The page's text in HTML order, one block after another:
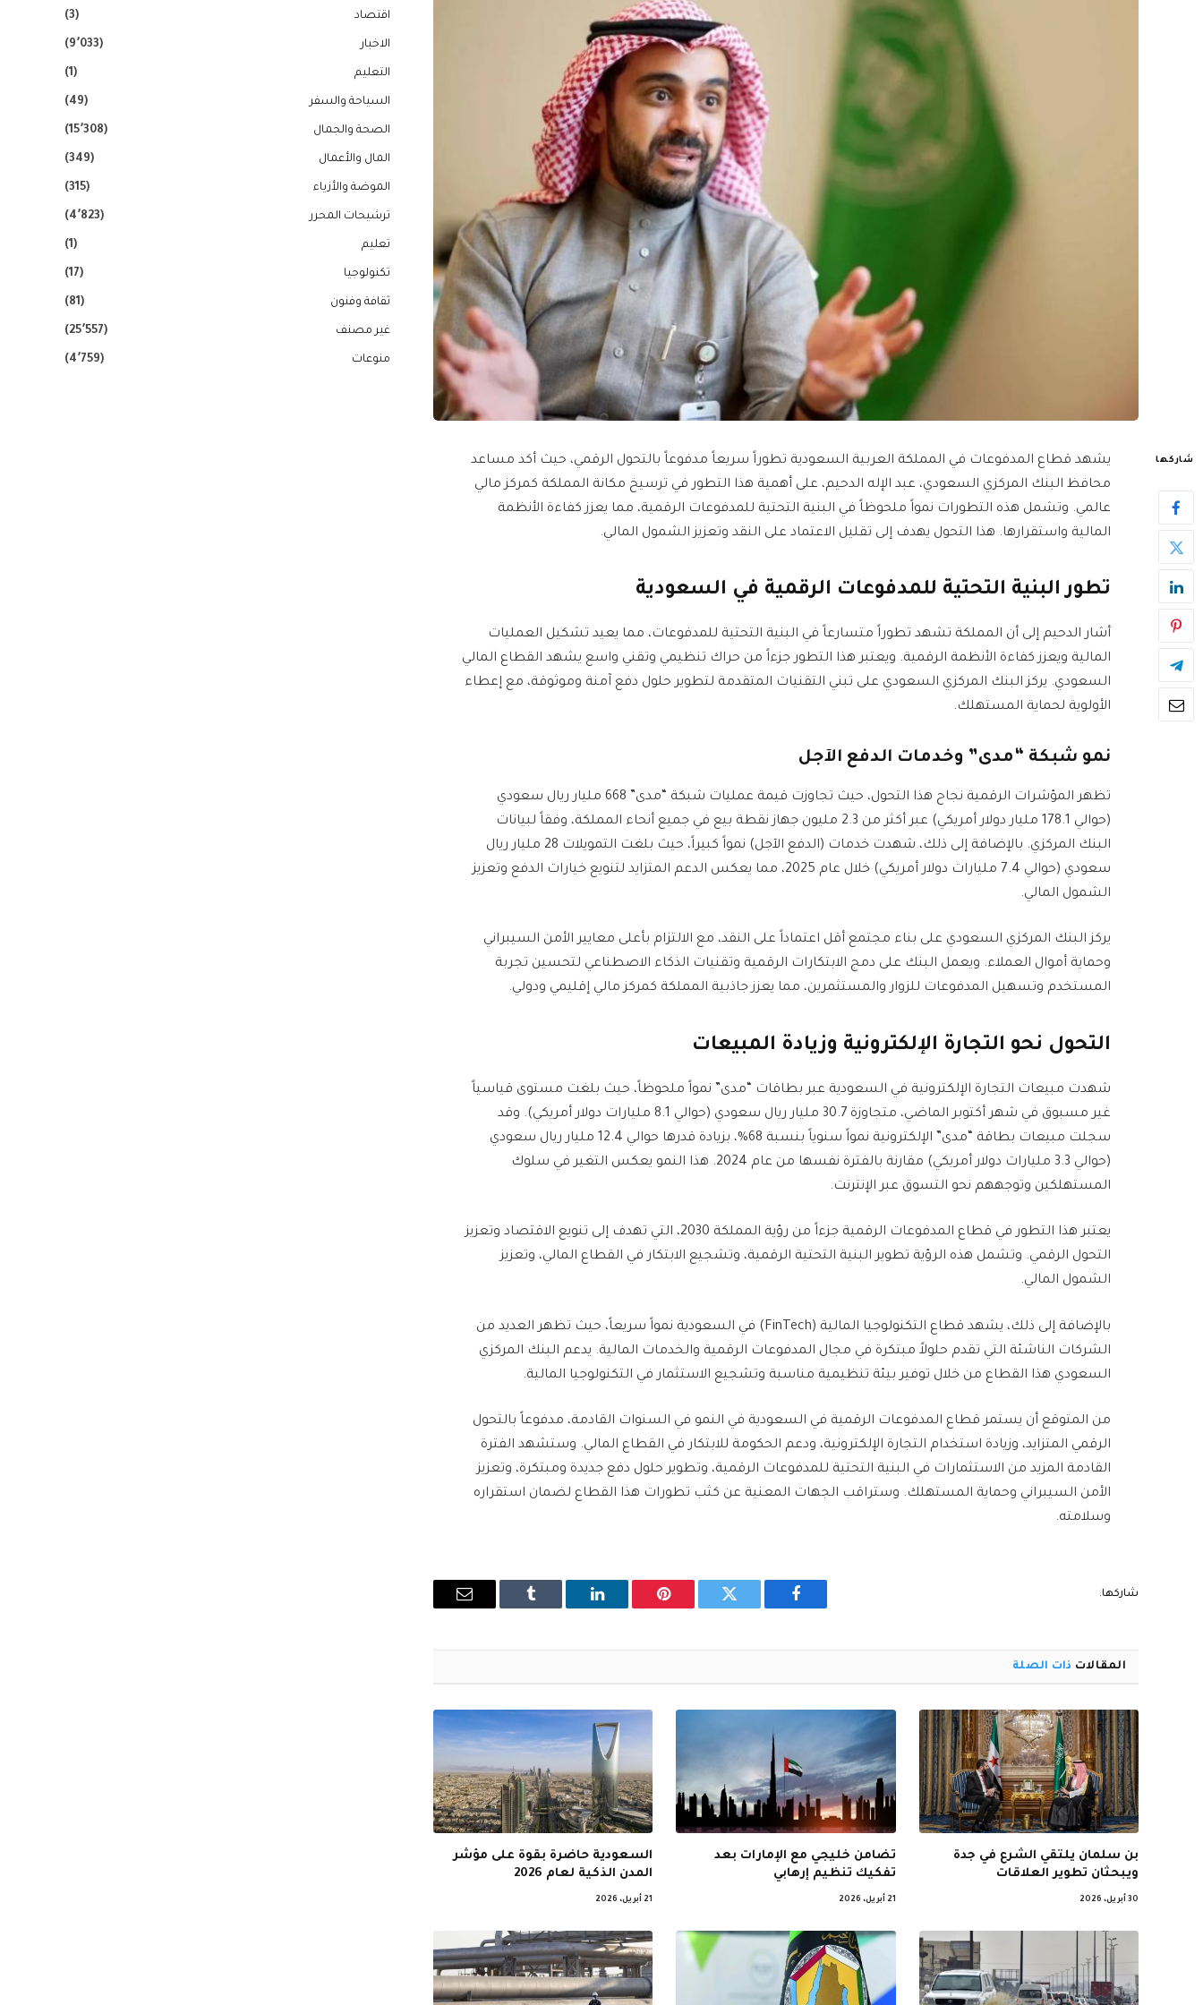
شاركها
يشهد قطاع المدفوعات في المملكة العربية السعودية تطوراً سريعاً مدفوعاً بالتحول الرقمي، حيث أكد مساعد
محافظ البنك المركزي السعودي، عبد الإله الدحيم، على أهمية هذا التطور في ترسيخ مكانة المملكة كمركز مالي
عالمي. وتشمل هذه التطورات نمواً ملحوظاً في البنية التحتية للمدفوعات الرقمية، مما يعزز كفاءة الأنظمة
المالية واستقرارها. هذا التحول يهدف إلى تقليل الاعتماد على النقد وتعزيز الشمول المالي.
تطور البنية التحتية للمدفوعات الرقمية في السعودية
أشار الدحيم إلى أن المملكة تشهد تطوراً متسارعاً في البنية التحتية للمدفوعات، مما يعيد تشكيل العمليات
المالية ويعزز كفاءة الأنظمة الرقمية. ويعتبر هذا التطور جزءاً من حراك تنظيمي وتقني واسع يشهد القطاع المالي
السعودي. يركز البنك المركزي السعودي على تبني التقنيات المتقدمة لتطوير حلول دفع آمنة وموثوقة، مع إعطاء
الأولوية لحماية المستهلك.
نمو شبكة “مدى” وخدمات الدفع الآجل
تظهر المؤشرات الرقمية نجاح هذا التحول، حيث تجاوزت قيمة عمليات شبكة “مدى” 668 مليار ريال سعودي
(حوالي 178.1 مليار دولار أمريكي) عبر أكثر من 2.3 مليون جهاز نقطة بيع في جميع أنحاء المملكة، وفقاً لبيانات
البنك المركزي. بالإضافة إلى ذلك، شهدت خدمات (الدفع الآجل) نمواً كبيراً، حيث بلغت التمويلات 28 مليار ريال
سعودي (حوالي 7.4 مليارات دولار أمريكي) خلال عام 2025، مما يعكس الدعم المتزايد لتنويع خيارات الدفع وتعزيز
الشمول المالي.
يركز البنك المركزي السعودي على بناء مجتمع أقل اعتماداً على النقد، مع الالتزام بأعلى معايير الأمن السيبراني
وحماية أموال العملاء. ويعمل البنك على دمج الابتكارات الرقمية وتقنيات الذكاء الاصطناعي لتحسين تجربة
المستخدم وتسهيل المدفوعات للزوار والمستثمرين، مما يعزز جاذبية المملكة كمركز مالي إقليمي ودولي.
التحول نحو التجارة الإلكترونية وزيادة المبيعات
شهدت مبيعات التجارة الإلكترونية في السعودية عبر بطاقات “مدى” نمواً ملحوظاً، حيث بلغت مستوى قياسياً
غير مسبوق في شهر أكتوبر الماضي، متجاوزة 30.7 مليار ريال سعودي (حوالي 8.1 مليارات دولار أمريكي). وقد
سجلت مبيعات بطاقة “مدى” الإلكترونية نمواً سنوياً بنسبة 68%، بزيادة قدرها حوالي 12.4 مليار ريال سعودي
(حوالي 3.3 مليارات دولار أمريكي) مقارنة بالفترة نفسها من عام 2024. هذا النمو يعكس التغير في سلوك
المستهلكين وتوجههم نحو التسوق عبر الإنترنت.
يعتبر هذا التطور في قطاع المدفوعات الرقمية جزءاً من رؤية المملكة 2030، التي تهدف إلى تنويع الاقتصاد وتعزيز
التحول الرقمي. وتشمل هذه الرؤية تطوير البنية التحتية الرقمية، وتشجيع الابتكار في القطاع المالي، وتعزيز
الشمول المالي.
بالإضافة إلى ذلك، يشهد قطاع التكنولوجيا المالية (FinTech) في السعودية نمواً سريعاً، حيث تظهر العديد من
الشركات الناشئة التي تقدم حلولاً مبتكرة في مجال المدفوعات الرقمية والخدمات المالية. يدعم البنك المركزي
السعودي هذا القطاع من خلال توفير بيئة تنظيمية مناسبة وتشجيع الاستثمار في التكنولوجيا المالية.
من المتوقع أن يستمر قطاع المدفوعات الرقمية في السعودية في النمو في السنوات القادمة، مدفوعاً بالتحول
الرقمي المتزايد، وزيادة استخدام التجارة الإلكترونية، ودعم الحكومة للابتكار في القطاع المالي. وستشهد الفترة
القادمة المزيد من الاستثمارات في البنية التحتية للمدفوعات الرقمية، وتطوير حلول دفع جديدة ومبتكرة، وتعزيز
الأمن السيبراني وحماية المستهلك. وستراقب الجهات المعنية عن كثب تطورات هذا القطاع لضمان استقراره
وسلامته.
شاركها.
فيسبوك تويتر بينتيريستلينكدإن Tumblr
البريد
المقالات ذات الصلة
بن سلمان يلتقي الشرع في جدة
ويبحثان تطوير العلاقات
30 أبريل، 2026
تضامن خليجي مع الإمارات بعد
تفكيك تنظيم إرهابي
21 أبريل، 2026
السعودية حاضرة بقوة على مؤشر
المدن الذكية لعام 2026
21 أبريل، 2026
اقتصاد (3)
الاخبار (9٬033)
التعليم (1)
السياحة والسفر (49)
الصحة والجمال (15٬308)
المال والأعمال (349)
الموضة والأزياء (315)
ترشيحات المحرر (4٬823)
تعليم (1)
تكنولوجيا (17)
ثقافة وفنون (81)
غير مصنف (25٬557)
منوعات (4٬759)